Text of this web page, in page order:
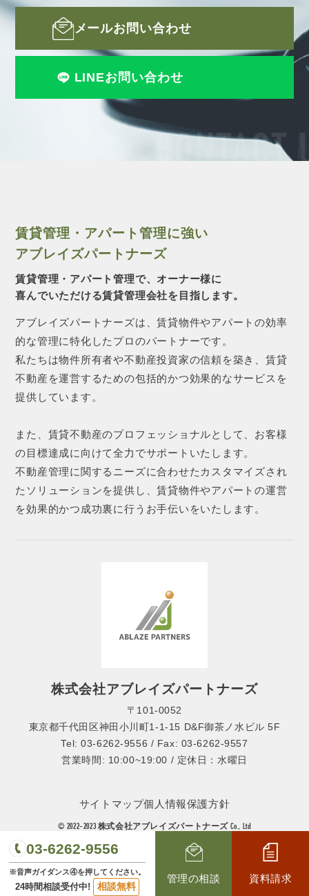
CONTACT
メールお問い合わせ
LINEお問い合わせ
賃貸管理・アパート管理に強い
アブレイズパートナーズ
賃貸管理・アパート管理で、オーナー様に
喜んでいただける賃貸管理会社を目指します。
アブレイズパートナーズは、賃貸物件やアパートの効率
的な管理に特化したプロのパートナーです。
私たちは物件所有者や不動産投資家の信頼を築き、賃貸
不動産を運営するための包括的かつ効果的なサービスを
提供しています。
また、賃貸不動産のプロフェッショナルとして、お客様
の目標達成に向けて全力でサポートいたします。
不動産管理に関するニーズに合わせたカスタマイズされ
たソリューションを提供し、賃貸物件やアパートの運営
を効果的かつ成功裏に行うお手伝いをいたします。
株式会社アブレイズパートナーズ
〒101-0052
東京都千代田区神田小川町1-1-15 D&F御茶ノ水ビル 5F
Tel: 03-6262-9556 / Fax: 03-6262-9557
営業時間: 10:00~19:00 / 定休日：水曜日
© 2022-2023 株式会社アブレイズパートナーズ Co., Ltd
サイトマップ個人情報保護方針
03-6262-9556
※音声ガイダンス④を押してください。
24時間相談受付中! 相談無料
管理の相談 資料請求